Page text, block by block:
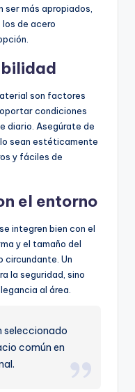
ser más apropiados,
los de acero
son factores
condiciones
diario. Asegúrate de
sean estéticamente
y fáciles de
el entorno
integren bien con el
y el tamaño del
circundante. Un
la seguridad, sino
al área.
seleccionado
común en